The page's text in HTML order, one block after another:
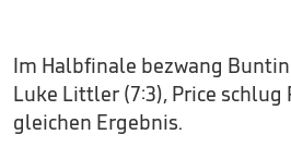
Im Halbfinale bezwang
Luke Littler (7:3), Price schlug
gleichen Ergebnis.